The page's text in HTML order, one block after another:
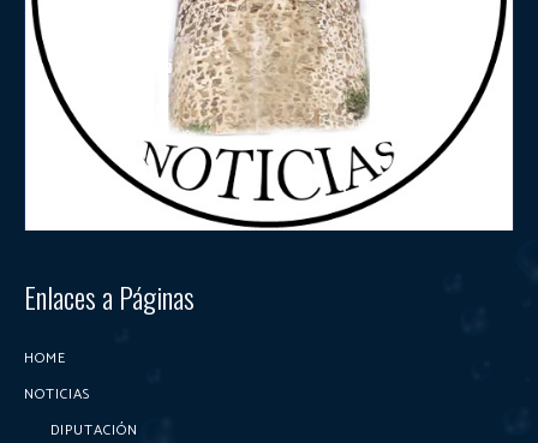
Enlaces a Páginas
HOME
NOTICIAS
DIPUTACIÓN